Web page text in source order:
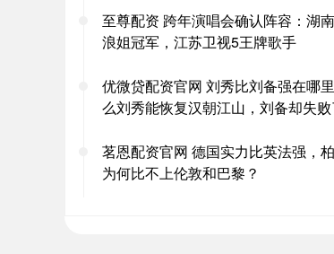
至尊配资 跨年演唱会确认阵容：湖
浪姐冠军，江苏卫视5王牌歌手
优微贷配资官网 刘秀比刘备强在哪
么刘秀能恢复汉朝江山，刘备却失败
茗恩配资官网 德国实力比英法强，
为何比不上伦敦和巴黎？